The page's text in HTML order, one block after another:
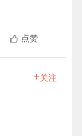
点赞
+关注